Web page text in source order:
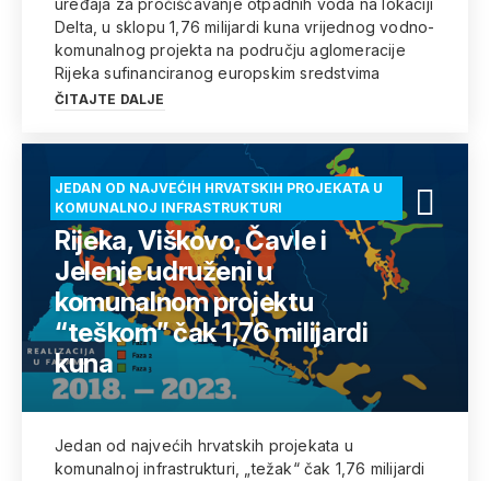
uređaja za pročišćavanje otpadnih voda na lokaciji
Delta, u sklopu 1,76 milijardi kuna vrijednog vodno-
komunalnog projekta na području aglomeracije
Rijeka sufinanciranog europskim sredstvima
ČITAJTE DALJE
JEDAN OD NAJVEĆIH HRVATSKIH PROJEKATA U
KOMUNALNOJ INFRASTRUKTURI
Rijeka, Viškovo, Čavle i
Jelenje udruženi u
komunalnom projektu
“teškom” čak 1,76 milijardi
kuna
Jedan od najvećih hrvatskih projekata u
komunalnoj infrastrukturi, „težak“ čak 1,76 milijardi